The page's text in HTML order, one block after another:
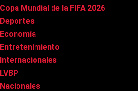
Copa Mundial de la FIFA 2026
Deportes
Economía
Entretenimiento
Internacionales
LVBP
Nacionales